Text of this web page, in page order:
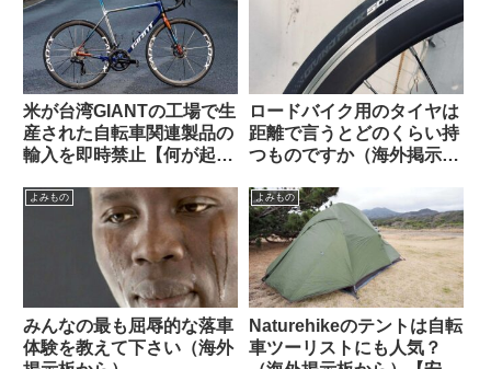
米が台湾GIANTの工場で生
産された自転車関連製品の
輸入を即時禁止【何が起こ
ロードバイク用のタイヤは
距離で言うとどのくらい持
つものですか（海外掲示板
よみもの
みんなの最も屈辱的な落車
体験を教えて下さい（海外
よみもの
Naturehikeのテントは自転
車ツーリストにも人気？